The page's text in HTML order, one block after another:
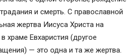
и смерть. С православной
жертва Иисуса Христа на
храме Евхаристия (другое
— это одна и та же жертва.